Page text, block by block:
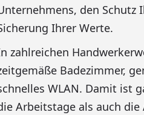
den
Ihrer Werte.
zahlreichen
Badezimmer,
WLAN. Damit ist
Arbeitstage als auch die